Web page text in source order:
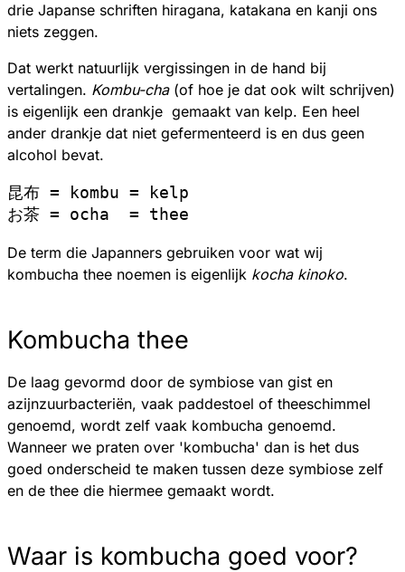
drie Japanse schriften hiragana, katakana en kanji ons
niets zeggen.
Dat werkt natuurlijk vergissingen in de hand bij
vertalingen. Kombu-cha (of hoe je dat ook wilt schrijven)
is eigenlijk een drankje gemaakt van kelp. Een heel
ander drankje dat niet gefermenteerd is en dus geen
alcohol bevat.
昆布 = kombu = kelp
De term die Japanners gebruiken voor wat wij
kombucha thee noemen is eigenlijk kocha kinoko.
Kombucha thee
De laag gevormd door de symbiose van gist en
azijnzuurbacteriën, vaak paddestoel of theeschimmel
genoemd, wordt zelf vaak kombucha genoemd.
Wanneer we praten over 'kombucha' dan is het dus
goed onderscheid te maken tussen deze symbiose zelf
en de thee die hiermee gemaakt wordt.
Waar is kombucha goed voor?